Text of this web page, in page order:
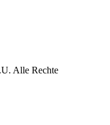
Alle Rechte